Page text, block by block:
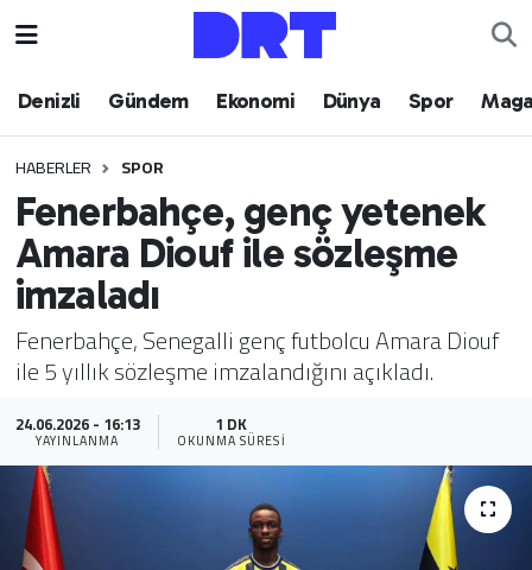
Denizli Gündem Ekonomi Dünya Spor
HABERLER SPOR
Fenerbahçe, genç yetenek
Amara Diouf ile sözleşme
imzaladı
Fenerbahçe, Senegalli genç futbolcu Amara Diouf
ile 5 yıllık sözleşme imzalandığını açıkladı.
24.06.2026 - 16:13
YAYINLANMA
1 DK
OKUNMA SÜRESI
Denizli
Ekonomi
Dünya
Spor
Magazin
Teknoloji
Hava Durumu
Puan Durumu ve Fikstür
Tüm Manşetler
Son Dakika Haberleri
Haber Arşivi